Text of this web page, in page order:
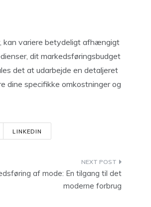
kan variere betydeligt afhængigt
dit markedsføringsbudget
det at udarbejde en detaljeret
dine specifikke omkostninger og
LINKEDIN
af mode: En tilgang til det
moderne forbrug